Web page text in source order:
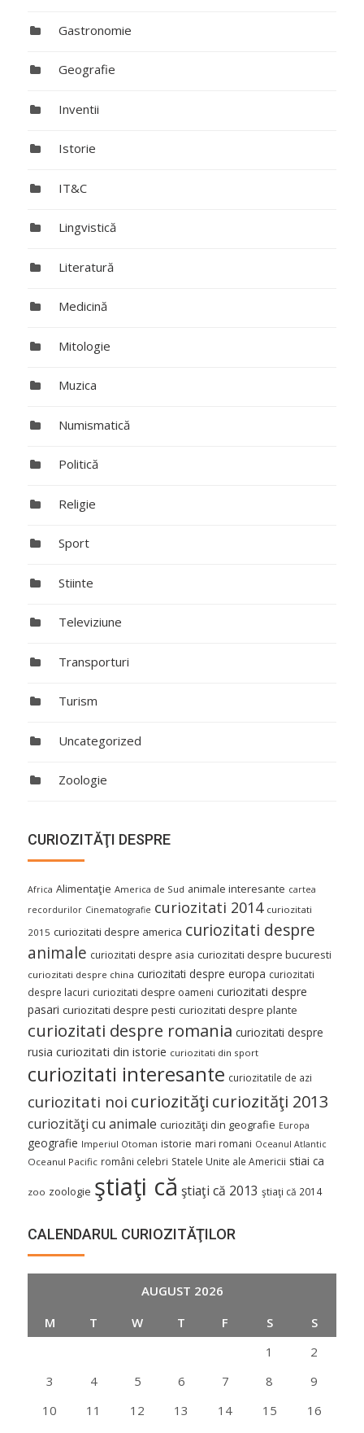
Gastronomie
Geografie
Inventii
Istorie
IT&C
Lingvistică
Literatură
Medicină
Mitologie
Muzica
Numismatică
Politică
Religie
Sport
Stiinte
Televiziune
Transporturi
Turism
Uncategorized
Zoologie
CURIOZITĂŢI DESPRE
Africa Alimentaţie America de Sud animale interesante cartea
recordurilor Cinematografie curiozitati 2014 curiozitati
2015 curiozitati despre america curiozitati despre
animale curiozitati despre asia curiozitati despre bucuresti
curiozitati despre china curiozitati despre europa curiozitati
despre lacuri curiozitati despre oameni curiozitati despre
pasari curiozitati despre pesti curiozitati despre plante
curiozitati despre romania curiozitati despre
rusia curiozitati din istorie curiozitati din sport
curiozitati interesante curiozitatile de azi
curiozitati noi curiozităţi curiozităţi 2013
curiozităţi cu animale curiozităţi din geografie Europa
geografie Imperiul Otoman istorie mari romani Oceanul Atlantic
Oceanul Pacific români celebri Statele Unite ale Americii stiai ca
zoo zoologie ştiaţi că ştiaţi că 2013 ştiaţi că 2014
CALENDARUL CURIOZITĂŢILOR
AUGUST 2026
M
T W T F S
S
1
2
3
4 5 6 7 8
9
10
11 12 13 14 15
16